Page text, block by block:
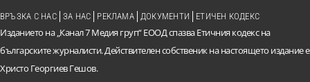
Изданието на „Канал 7 Медия груп“ ЕООД спазва Етичния кодекс на
българските журналисти. Действителен собственик на настоящето издание е
Христо Георгиев Гешов.
ВРЪЗКА С НАС ЗА НАС РЕКЛАМА ДОКУМЕНТИ ЕТИЧЕН КОДЕКС